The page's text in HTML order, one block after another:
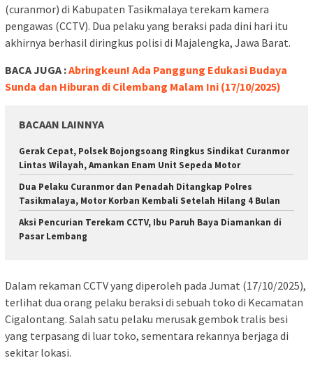
(curanmor) di Kabupaten Tasikmalaya terekam kamera
pengawas (CCTV). Dua pelaku yang beraksi pada dini hari itu
akhirnya berhasil diringkus polisi di Majalengka, Jawa Barat.
BACA JUGA :Abringkeun! Ada Panggung Edukasi Budaya
Sunda dan Hiburan di Cilembang Malam Ini (17/10/2025)
BACAAN LAINNYA
Gerak Cepat, Polsek Bojongsoang Ringkus Sindikat Curanmor
Lintas Wilayah, Amankan Enam Unit Sepeda Motor
Dua Pelaku Curanmor dan Penadah Ditangkap Polres
Tasikmalaya, Motor Korban Kembali Setelah Hilang 4 Bulan
Aksi Pencurian Terekam CCTV, Ibu Paruh Baya Diamankan di
Pasar Lembang
Dalam rekaman CCTV yang diperoleh pada Jumat (17/10/2025),
terlihat dua orang pelaku beraksi di sebuah toko di Kecamatan
Cigalontang. Salah satu pelaku merusak gembok tralis besi
yang terpasang di luar toko, sementara rekannya berjaga di
sekitar lokasi.